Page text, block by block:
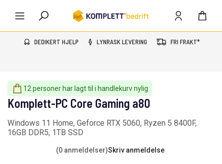
DEDIKERT HJELP LYNRASK LEVERING FRI FRAKT*
12 personer har lagt til i handlekurv nylig
Komplett-PC Core Gaming a80
Windows 11 Home, Geforce RTX 5060, Ryzen 5 8400F,
16GB DDR5, 1TB SSD
(0 anmeldelser)Skriv anmeldelse